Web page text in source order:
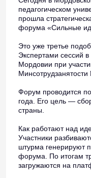
педагогическом
прошла
форума «Сильные
Это уже третье
Экспертами сессий
Мордовии при
Минсотрудзанятости
Форум проводится
года. Его цель —
страны.
Как работают над
Участники
штурма генерируют
форума. По итогам
загружаются на